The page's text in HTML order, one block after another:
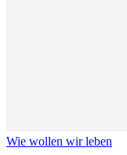
Wie wollen wir leben